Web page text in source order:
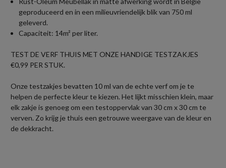
geproduceerd en in een milieuvriendelijk blik van 750 ml
geleverd.
Capaciteit: 14m² per liter.
TEST DE VERF THUIS MET ONZE HANDIGE TESTZAKJES
€0,99 PER STUK.
Onze testzakjes bevatten 10 ml van de echte verf om je te
helpen de perfecte kleur te kiezen. Het lijkt misschien klein, maar
elk zakje is genoeg om een testoppervlak van 30 cm x 30 cm te
verven. Zo krijg je thuis een getrouwe weergave van de kleur en
de dekkracht.